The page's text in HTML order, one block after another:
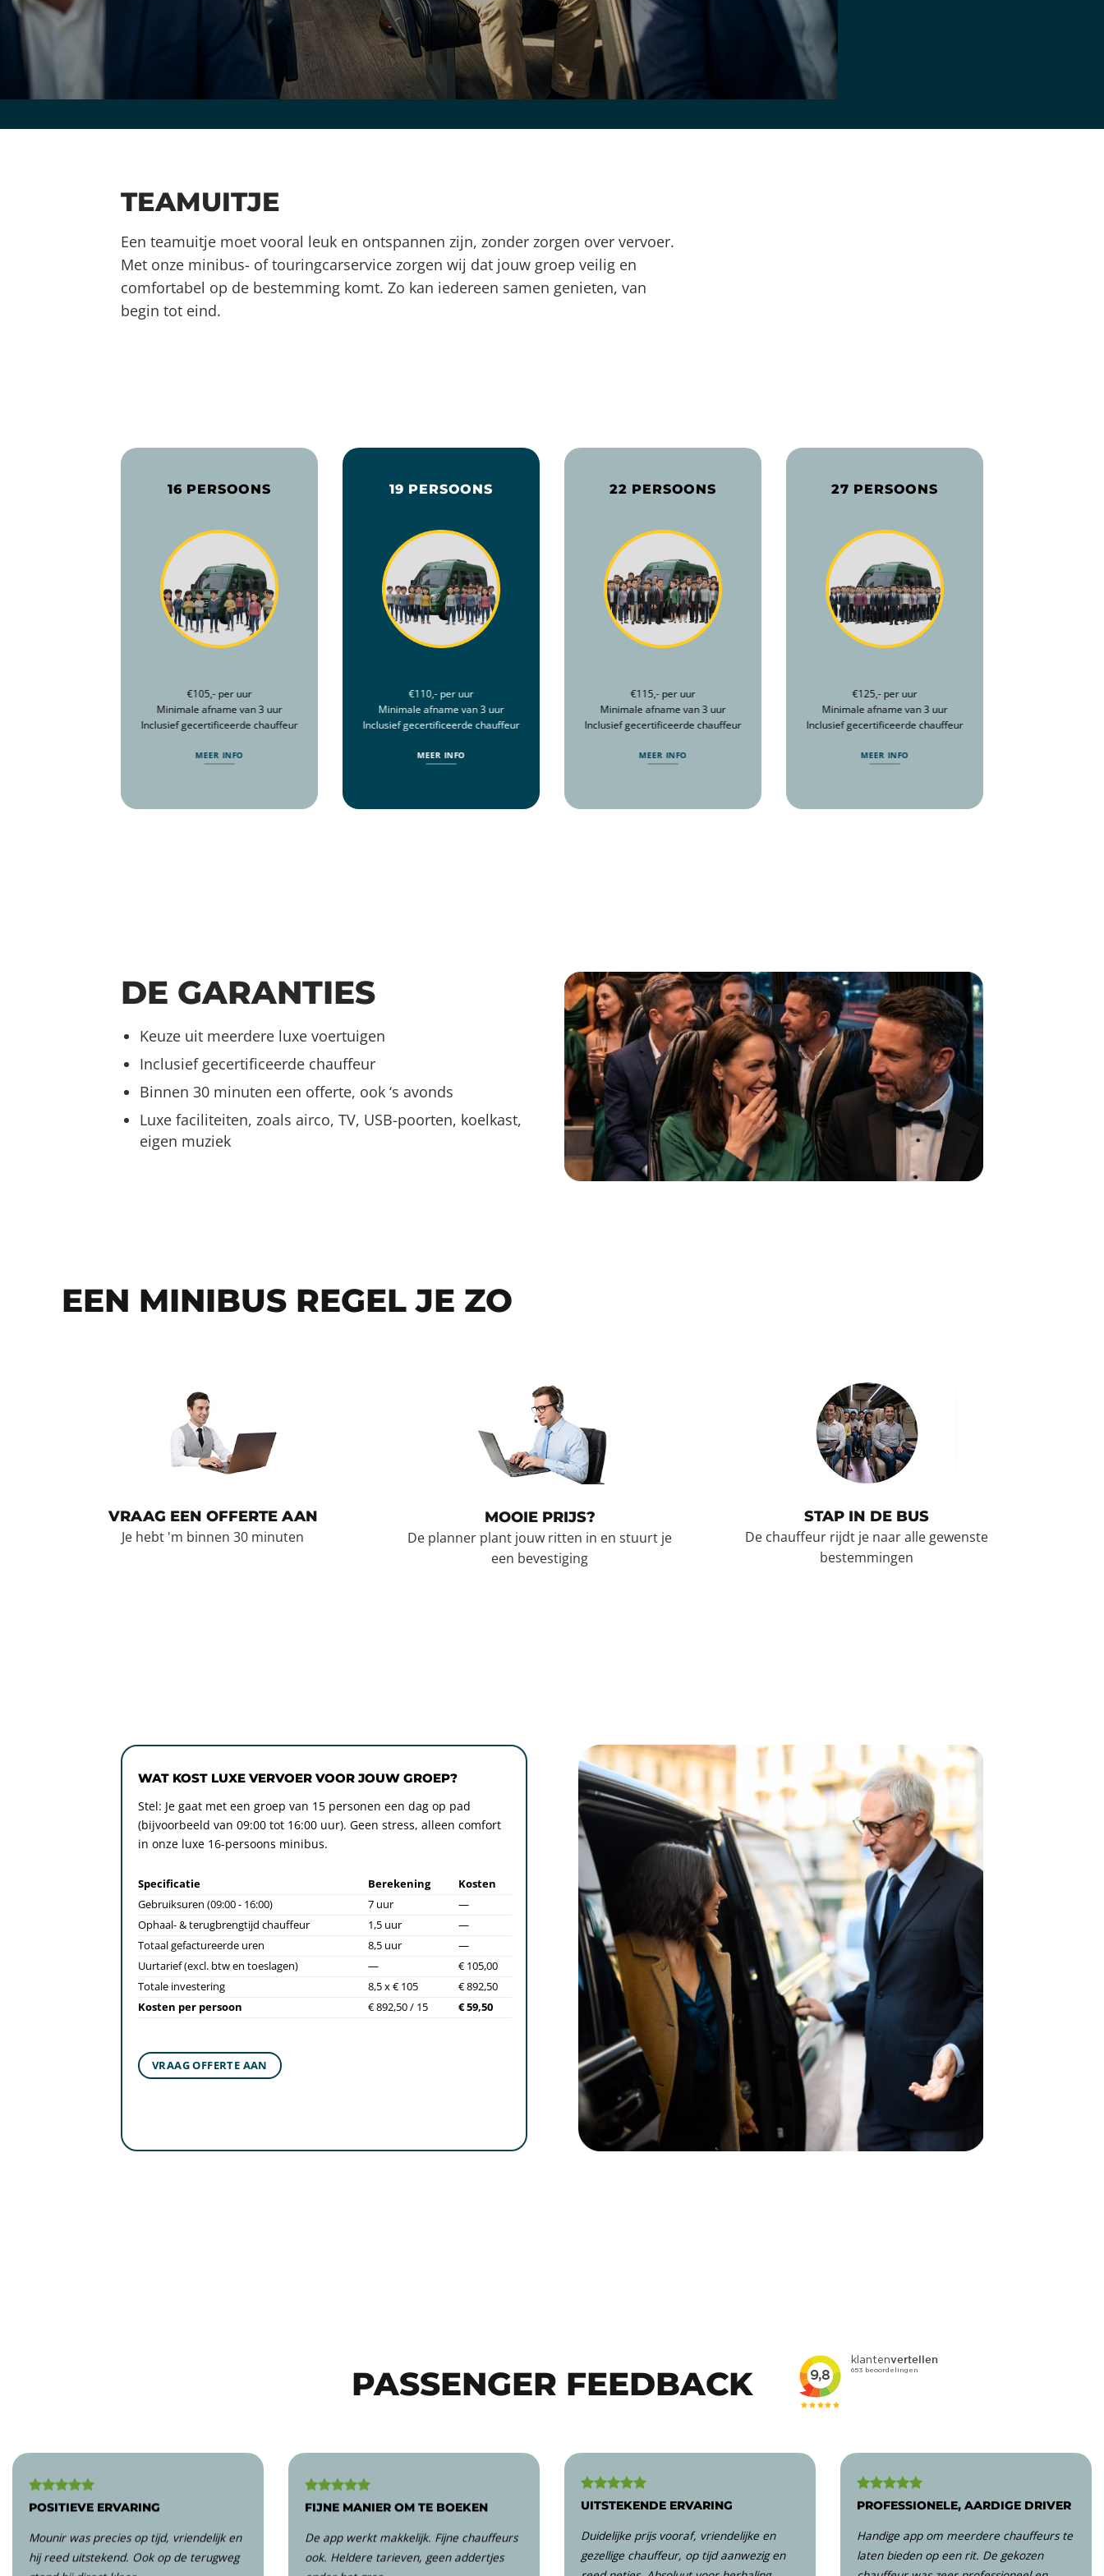
TEAMUITJE
Een teamuitje moet vooral leuk en ontspannen zijn, zonder zorgen over vervoer.
Met onze minibus- of touringcarservice zorgen wij dat jouw groep veilig en
comfortabel op de bestemming komt. Zo kan iedereen samen genieten, van
begin tot eind.
€105,- per uur
Minimale afname van 3 uur
Inclusief gecertificeerde chauffeur
MEER INFO
16 PERSOONS
€110,- per uur
Minimale afname van 3 uur
Inclusief gecertificeerde chauffeur
MEER INFO
19 PERSOONS
€115,- per uur
Minimale afname van 3 uur
Inclusief gecertificeerde chauffeur
MEER INFO
22 PERSOONS
€125,- per uur
Minimale afname van 3 uur
Inclusief gecertificeerde chauffeur
MEER INFO
27 PERSOONS
DE GARANTIES
Keuze uit meerdere luxe voertuigen
Inclusief gecertificeerde chauffeur
Binnen 30 minuten een offerte, ook ‘s avonds
Luxe faciliteiten, zoals airco, TV, USB-poorten, koelkast,
eigen muziek
EEN MINIBUS REGEL JE ZO
VRAAG EEN OFFERTE AAN
Je hebt 'm binnen 30 minuten
MOOIE PRIJS?
De planner plant jouw ritten in en stuurt je
een bevestiging
STAP IN DE BUS
De chauffeur rijdt je naar alle gewenste
bestemmingen
WAT KOST LUXE VERVOER VOOR JOUW GROEP?
Stel: Je gaat met een groep van 15 personen een dag op pad
(bijvoorbeeld van 09:00 tot 16:00 uur). Geen stress, alleen comfort
in onze luxe 16-persoons minibus.
Specificatie Berekening
Kosten
Gebruiksuren (09:00 - 16:00)
7 uur
—
Ophaal- & terugbrengtijd chauffeur
1,5 uur
—
Totaal gefactureerde uren
8,5 uur
—
Uurtarief (excl. btw en toeslagen)
—
€ 105,00
Totale investering
8,5 x € 105
€ 892,50
Kosten per persoon
€ 892,50 / 15 € 59,50
VRAAG OFFERTE AAN
PASSENGER FEEDBACK
POSITIEVE ERVARING
Mounir was precies op tijd, vriendelijk en
hij reed uitstekend. Ook op de terugweg
FIJNE MANIER OM TE BOEKEN
De app werkt makkelijk. Fijne chauffeurs
ook. Heldere tarieven, geen addertjes
UITSTEKENDE ERVARING
Duidelijke prijs vooraf, vriendelijke en
gezellige chauffeur, op tijd aanwezig en
PROFESSIONELE, AARDIGE DRIVER
Handige app om meerdere chauffeurs te
laten bieden op een rit. De gekozen